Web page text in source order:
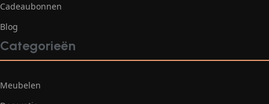
Cadeaubonnen
Blog
Categorieën
Meubelen